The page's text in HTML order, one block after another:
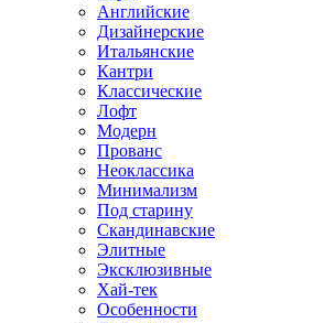
Английские
Дизайнерские
Итальянские
Кантри
Классические
Лофт
Модерн
Прованс
Неоклассика
Минимализм
Под старину
Скандинавские
Элитные
Эксклюзивные
Хай-тек
Особенности